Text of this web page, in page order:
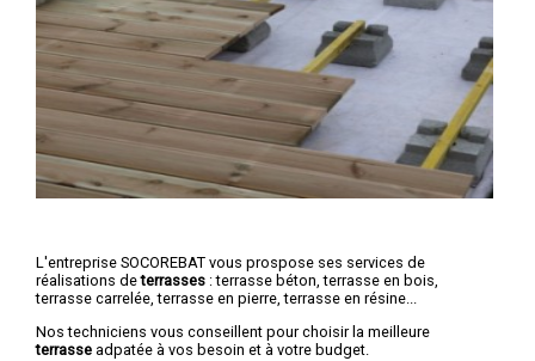
L'entreprise SOCOREBAT vous prospose ses services de
réalisations deterrasses : terrasse béton, terrasse en bois,
terrasse carrelée, terrasse en pierre, terrasse en résine...
Nos techniciens vous conseillent pour choisir la meilleure
terrasse adpatée à vos besoin et à votre budget.